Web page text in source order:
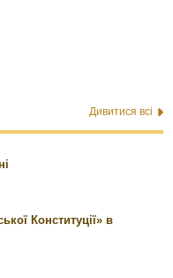
Дивитися всі
Конституції» в